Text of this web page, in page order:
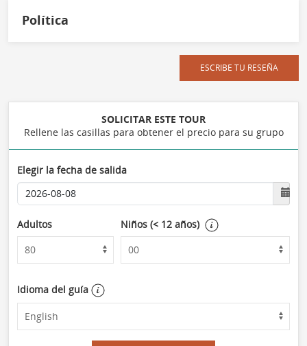
Política
ESCRIBE TU RESEÑA
SOLICITAR ESTE TOUR
Rellene las casillas para obtener el precio para su grupo
Elegir la fecha de salida
Adultos Niños (< 12 años)
Idioma del guía